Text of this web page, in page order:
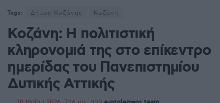
Tags: Δήμος Κοζάνης Κοζάνη
Κοζάνη: Η πολιτιστική
κληρονομιά της στο επίκεντρο
ημερίδας του Πανεπιστημίου
Δυτικής Αττικής